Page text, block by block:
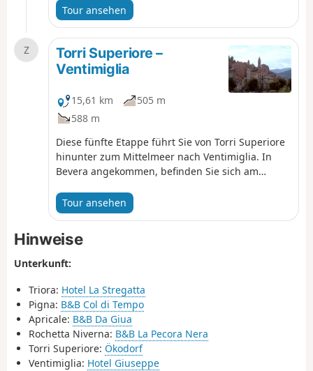
Ökodorf Torri Superiore. Dieses mittelalterliche
Dorf, das in den 90er Jahren eine Ruine war,
wurde von Freiwilligen vollständig wieder
aufgebaut.
Tour ansehen
Z
Torri Superiore –
Ventimiglia
15,61 km
505 m
588 m
Diese fünfte Etappe führt Sie von Torri Superiore
hinunter zum Mittelmeer nach Ventimiglia. In
Bevera angekommen, befinden Sie sich am
Aufstieg im Hinterland von Ventimiglia bringt Sie
zur Riviera dei Fiori und zur Stadt Ventimiglia.
Tour ansehen
Hinweise
Unterkunft:
Triora: Hotel La Stregatta
Pigna: B&B Col di Tempo
Apricale: B&B Da Giua
Rochetta Niverna: B&B La Pecora Nera
Torri Superiore: Ökodorf
Ventimiglia: Hotel Giuseppe